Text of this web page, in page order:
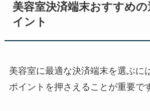
美容室決済端末おすすめ
イント
美容室に最適な決済端末を選ぶに
ポイントを押さえることが重要で